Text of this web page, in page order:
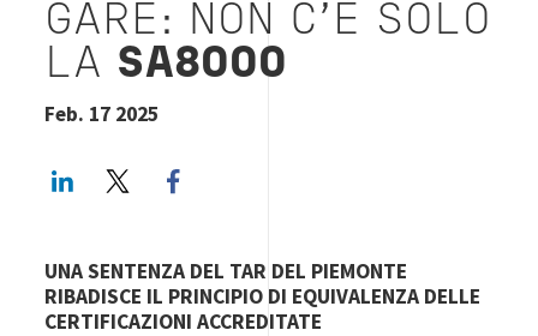
GARE: NON C’È SOLO
LA SA8000
Feb. 17 2025
LinkedInTwitter
UNA SENTENZA DEL TAR DEL PIEMONTE
RIBADISCE IL PRINCIPIO DI EQUIVALENZA DELLE
CERTIFICAZIONI ACCREDITATE